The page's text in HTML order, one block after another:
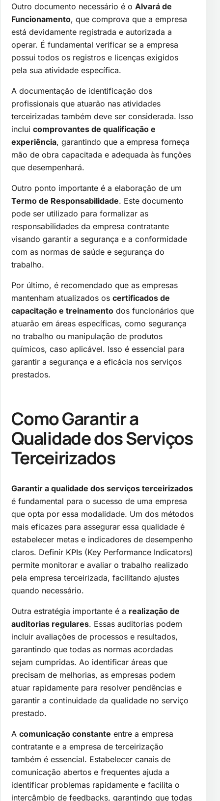
Outro documento necessário é o Alvará de
Funcionamento, que comprova que a empresa
está devidamente registrada e autorizada a
operar. É fundamental verificar se a empresa
possui todos os registros e licenças exigidos
pela sua atividade específica.
A documentação de identificação dos
profissionais que atuarão nas atividades
terceirizadas também deve ser considerada. Isso
inclui comprovantes de qualificação e
experiência, garantindo que a empresa forneça
mão de obra capacitada e adequada às funções
que desempenhará.
Outro ponto importante é a elaboração de um
Termo de Responsabilidade. Este documento
pode ser utilizado para formalizar as
responsabilidades da empresa contratante
visando garantir a segurança e a conformidade
com as normas de saúde e segurança do
trabalho.
Por último, é recomendado que as empresas
mantenham atualizados os certificados de
capacitação e treinamento dos funcionários que
atuarão em áreas específicas, como segurança
no trabalho ou manipulação de produtos
químicos, caso aplicável. Isso é essencial para
garantir a segurança e a eficácia nos serviços
prestados.
Como Garantir a
Qualidade dos Serviços
Terceirizados
Garantir a qualidade dos serviços terceirizados
é fundamental para o sucesso de uma empresa
que opta por essa modalidade. Um dos métodos
mais eficazes para assegurar essa qualidade é
estabelecer metas e indicadores de desempenho
claros. Definir KPIs (Key Performance Indicators)
permite monitorar e avaliar o trabalho realizado
pela empresa terceirizada, facilitando ajustes
quando necessário.
Outra estratégia importante é a realização de
auditorias regulares. Essas auditorias podem
incluir avaliações de processos e resultados,
garantindo que todas as normas acordadas
sejam cumpridas. Ao identificar áreas que
precisam de melhorias, as empresas podem
atuar rapidamente para resolver pendências e
garantir a continuidade da qualidade no serviço
prestado.
A comunicação constante entre a empresa
contratante e a empresa de terceirização
também é essencial. Estabelecer canais de
comunicação abertos e frequentes ajuda a
identificar problemas rapidamente e facilita o
intercâmbio de feedbacks, garantindo que todas